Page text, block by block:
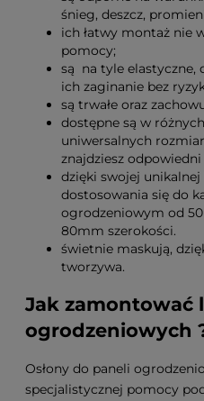
śnieg, deszcz,
ich łatwy montaż nie
pomocy;
są na tyle elastyczne,
ich zaginanie bez
są trwałe oraz
dostępne są w
uniwersalnych
znajdziesz
dzięki swojej
dostosowania się do
ogrodzeniowym od
80mm szerokości.
świetnie maskują,
tworzywa.
Jak zamontować
ogrodzeniowych
Osłony do paneli
specjalistycznej pomocy